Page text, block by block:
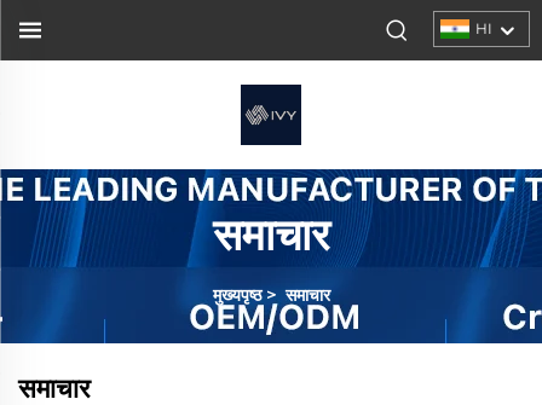
HI
समाचार
मुख्यपृष्ठ>समाचार
समाचार